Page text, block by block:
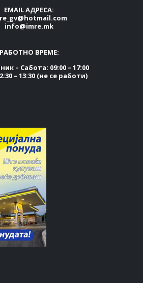
EMAIL АДРЕСА:
info@imre.mk
РАБОТНО ВРЕМЕ:
– Сабота: 09:00 – 17:00
– 13:30 (не се работи)